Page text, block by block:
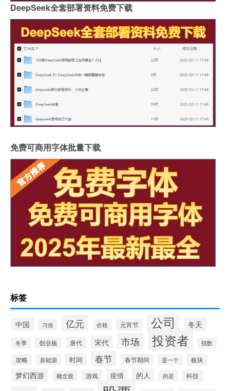
DeepSeek全套部署资料免费下载
免费可商用字体批量下载
标签
中国 习俗 亿元 价格 元宵节 公司 冬天
冬季 创业板 唐代 宋代 市场 投资者 指数
攻略 新能源 时间 春节 春节期间 是一个 板块
梦幻西游 概念股 游戏 疫情 的人 的是 科技